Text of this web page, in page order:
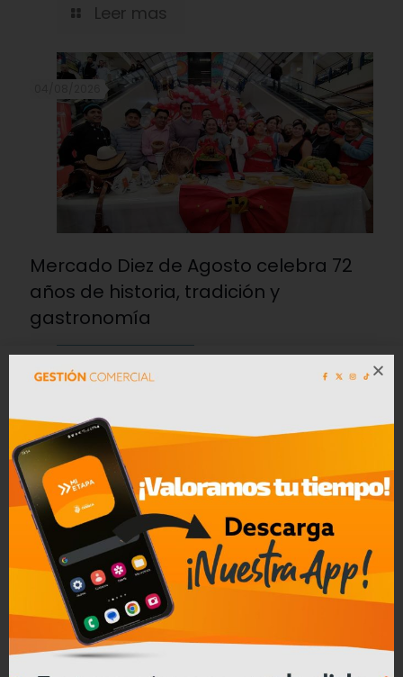
Leer mas
Mercado Diez de Agosto celebra 72
años de historia, tradición y
gastronomía
Leer mas
Convocatoria a Oferta Pública de
Bienes Muebles e Inmuebles – COAC
CREA en Liquidación